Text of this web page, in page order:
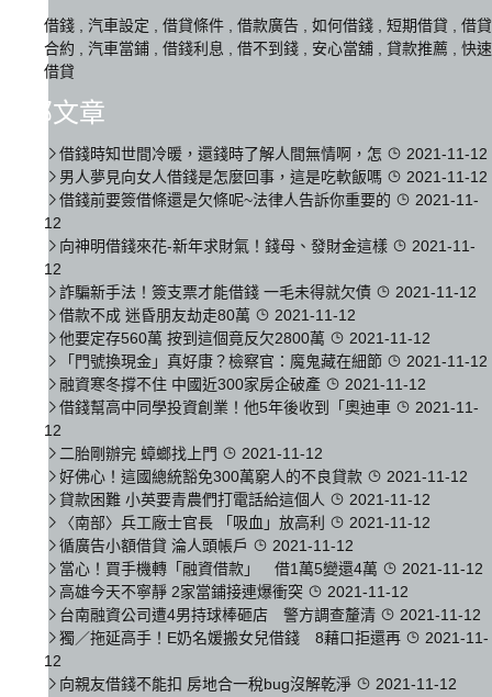
借錢 汽車設定 借貸條件 借款廣告 如何借錢 短期借貸
借貸
合約
汽車當鋪 借錢利息 借不到錢 安心當舖 貸款推薦
快速
借貸
全部文章
借錢時知世間冷暖，還錢時了解人間無情啊，怎
2021-11-12
男人夢見向女人借錢是怎麼回事，這是吃軟飯嗎
2021-11-12
借錢前要簽借條還是欠條呢~法律人告訴你重要的
2021-11-
12
向神明借錢來花-新年求財氣！錢母、發財金這樣
2021-11-
12
詐騙新手法！簽支票才能借錢 一毛未得就欠債
2021-11-12
借款不成 迷昏朋友劫走80萬
2021-11-12
他要定存560萬 按到這個竟反欠2800萬
2021-11-12
「門號換現金」真好康？檢察官：魔鬼藏在細節
2021-11-12
融資寒冬撐不住 中國近300家房企破產
2021-11-12
借錢幫高中同學投資創業！他5年後收到「奧迪車
2021-11-
12
二胎剛辦完 蟑螂找上門
2021-11-12
好佛心！這國總統豁免300萬窮人的不良貸款
2021-11-12
貸款困難 小英要青農們打電話給這個人
2021-11-12
〈南部〉兵工廠士官長 「吸血」放高利
2021-11-12
循廣告小額借貸 淪人頭帳戶
2021-11-12
當心！買手機轉「融資借款」 借1萬5變還4萬
2021-11-12
高雄今天不寧靜 2家當鋪接連爆衝突
2021-11-12
台南融資公司遭4男持球棒砸店 警方調查釐清
2021-11-12
獨／拖延高手！E奶名媛搬女兒借錢 8藉口拒還再
2021-11-
12
向親友借錢不能扣 房地合一稅bug沒解乾淨
2021-11-12